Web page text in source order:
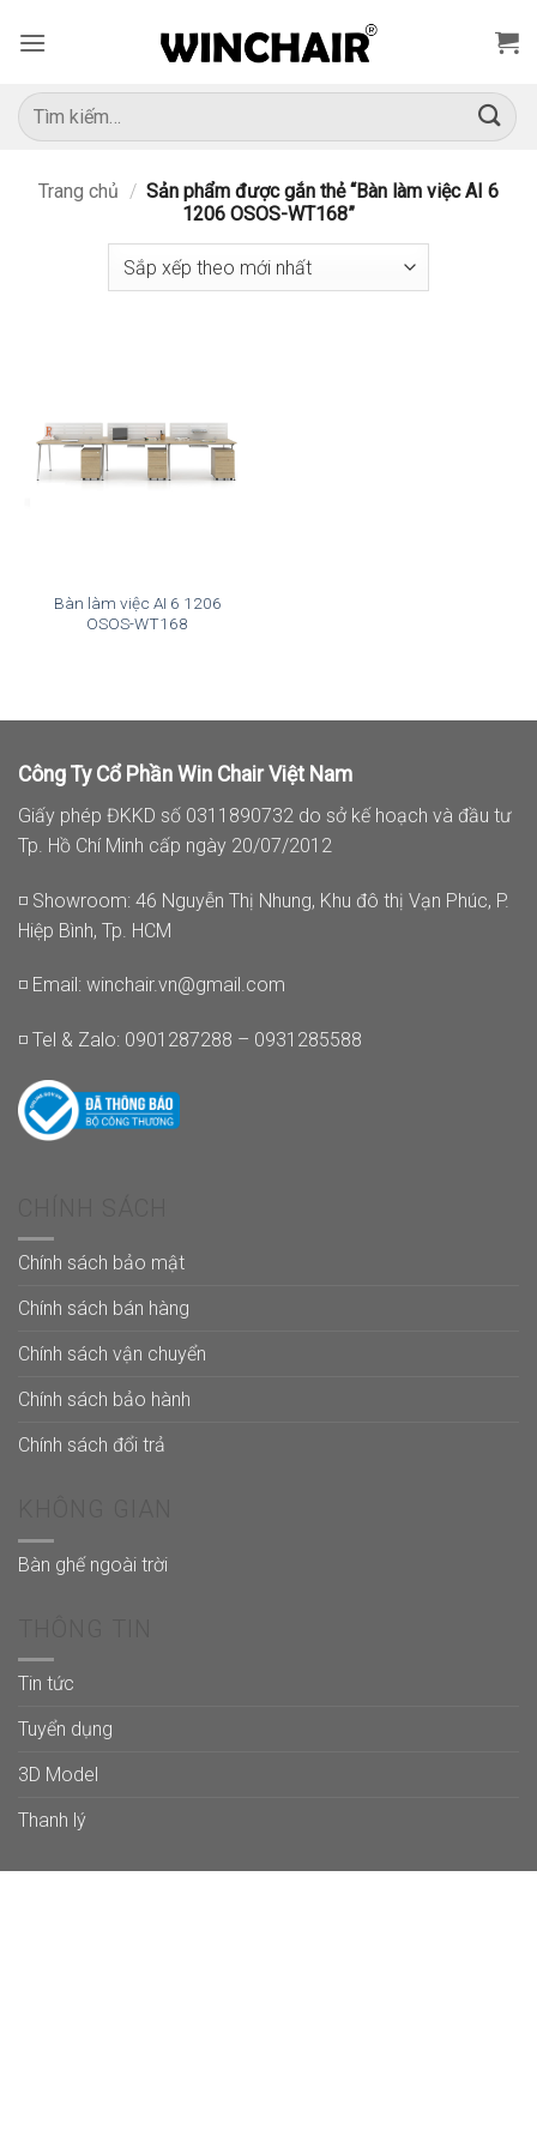
qua
dung
Tìm
kiếm:
Trang chủ / Sản phẩm được gắn thẻ “Bàn làm việc AI 6
1206 OSOS-WT168”
Bàn làm việc AI 6 1206
OSOS-WT168
Công Ty Cổ Phần Win Chair Việt Nam
Giấy phép ĐKKD số 0311890732 do sở kế hoạch và đầu tư
Tp. Hồ Chí Minh cấp ngày 20/07/2012
◽ Showroom: 46 Nguyễn Thị Nhung, Khu đô thị Vạn Phúc, P.
Hiệp Bình, Tp. HCM
◽ Email: winchair.vn@gmail.com
◽ Tel & Zalo: 0901287288 – 0931285588
Chính sách bảo mật
Chính sách bán hàng
Chính sách vận chuyển
Chính sách bảo hành
Chính sách đổi trả
Bàn ghế ngoài trời
Tin tức
Tuyển dụng
3D Model
Thanh lý